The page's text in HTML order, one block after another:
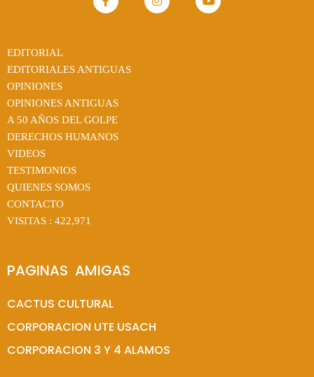
EDITORIAL
EDITORIALES ANTIGUAS
OPINIONES
OPINIONES ANTIGUAS
A 50 AÑOS DEL GOLPE
DERECHOS HUMANOS
VIDEOS
TESTIMONIOS
QUIENES SOMOS
CONTACTO
VISITAS : 422,971
PAGINAS  AMIGAS
CACTUS CULTURAL
CORPORACION UTE USACH
CORPORACION 3 Y 4 ALAMOS